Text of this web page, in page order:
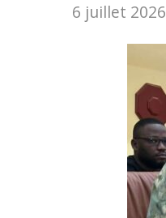
6 juillet 2026